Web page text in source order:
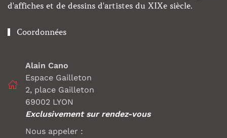
d'affiches et de dessins d'artistes du XIXe siècle.
Coordonnées
Alain Cano
Espace Gailleton
2, place Gailleton
69002 LYON
Exclusivement sur rendez-vous
Nous appeler :